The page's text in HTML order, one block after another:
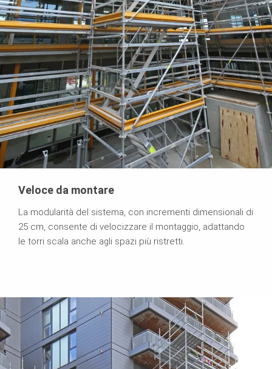
Veloce da montare
La modularità del sistema, con incrementi dimensionali di
25 cm, consente di velocizzare il montaggio, adattando
le torri scala anche agli spazi più ristretti.